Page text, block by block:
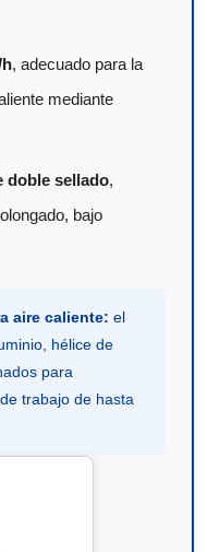
h, adecuado para la
mediante
doble sellado,
bajo
aire caliente: el
hélice de
para
trabajo de hasta